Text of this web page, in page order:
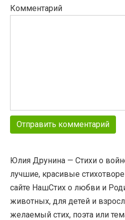
Комментарий
Юлия Друнина — Стихи о
лучшие, красивые
сайте НашСтих о любви и
животных, для детей и
желаемый стих, поэта или